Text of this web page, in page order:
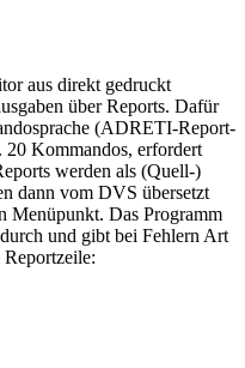
aus direkt gedruckt
über Reports. Dafür
(ADRETI-Report-
20 Kommandos, erfordert
werden als (Quell-)
dann vom DVS übersetzt
Menüpunkt. Das Programm
und gibt bei Fehlern Art